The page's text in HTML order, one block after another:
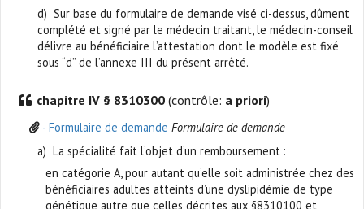
d) Sur base du formulaire de demande visé ci-dessus, dûment
complété et signé par le médecin traitant, le médecin-conseil
délivre au bénéficiaire l’attestation dont le modèle est fixé
sous “d” de l’annexe III du présent arrêté.
chapitre IV § 8310300 (contrôle: a priori)
- Formulaire de demande Formulaire de demande
a) La spécialité fait l’objet d’un remboursement :
en catégorie A, pour autant qu’elle soit administrée chez des
bénéficiaires adultes atteints d’une dyslipidémie de type
génétique autre que celles décrites aux §8310100 et